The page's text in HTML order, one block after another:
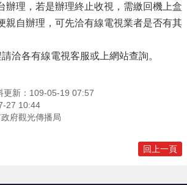
辦理，若是辦理終止收視，需繳回機上盒
親自辦理，可先洽有線電視業者是否有其
洽各有線電視客服或上網站查詢。
更新：109-05-19 07:57
27 10:44
府觀光傳播局
回上一頁